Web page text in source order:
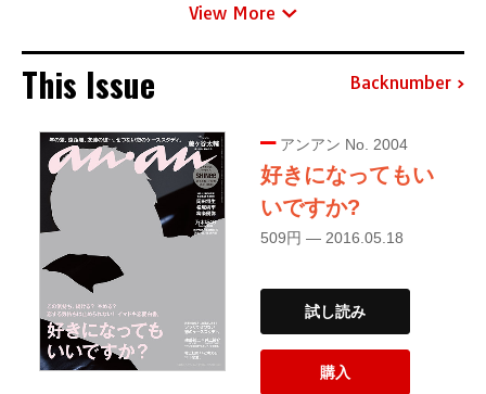
View More
This Issue Backnumber
アンアン No. 2004
好きになってもい
いですか?
509円 — 2016.05.18
試し読み
購入